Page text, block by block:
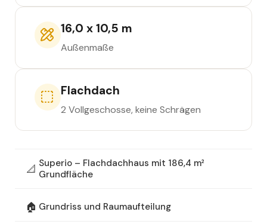
16,0 x 10,5 m
Außenmaße
Flachdach
2 Vollgeschosse, keine Schrägen
📐 Superio – Flachdachhaus mit 186,4 m²
Grundfläche
🏠 Grundriss und Raumaufteilung